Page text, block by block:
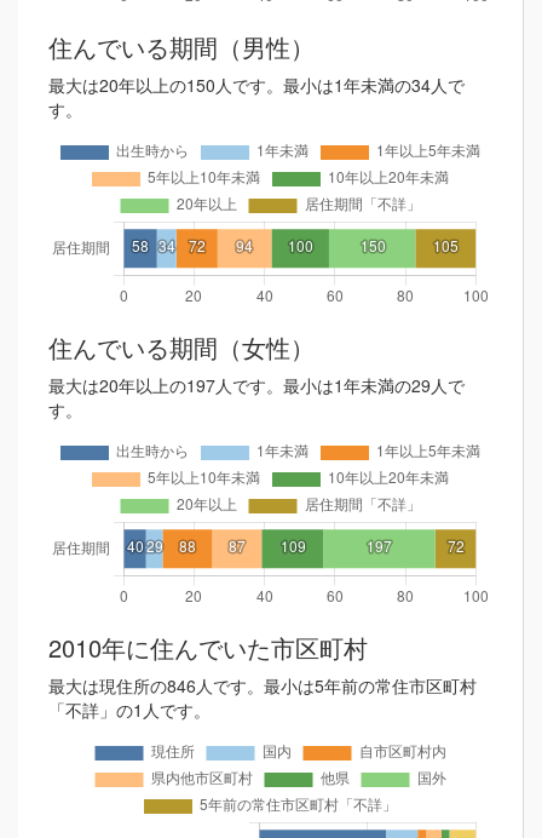
住んでいる期間（男性）
最大は20年以上の150人です。最小は1年未満の34人で
す。
住んでいる期間（女性）
最大は20年以上の197人です。最小は1年未満の29人で
す。
2010年に住んでいた市区町村
最大は現住所の846人です。最小は5年前の常住市区町村
「不詳」の1人です。